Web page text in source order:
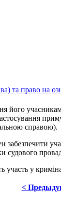
та право на
його
справою).
забезпечити
участь у
<